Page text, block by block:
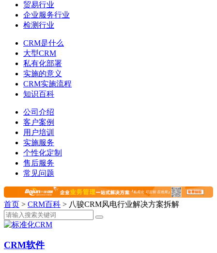
贸易行业
企业服务行业
检测行业
CRM是什么
大型CRM
私有化部署
实施的意义
CRM实施流程
知识百科
公司介绍
客户案例
用户培训
实施服务
个性化定制
售后服务
常见问题
首页 > CRM百科 > 八骏CRM风电行业解决方案拆解
CRM软件